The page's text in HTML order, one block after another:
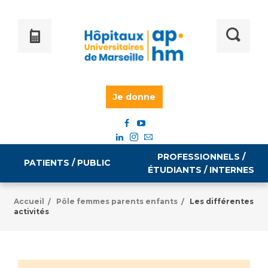
Je donne
PATIENTS / PUBLIC
PROFESSIONNELS /
ÉTUDIANTS / INTERNES
Accueil / Pôle femmes parents enfants /
Les différentes
activités